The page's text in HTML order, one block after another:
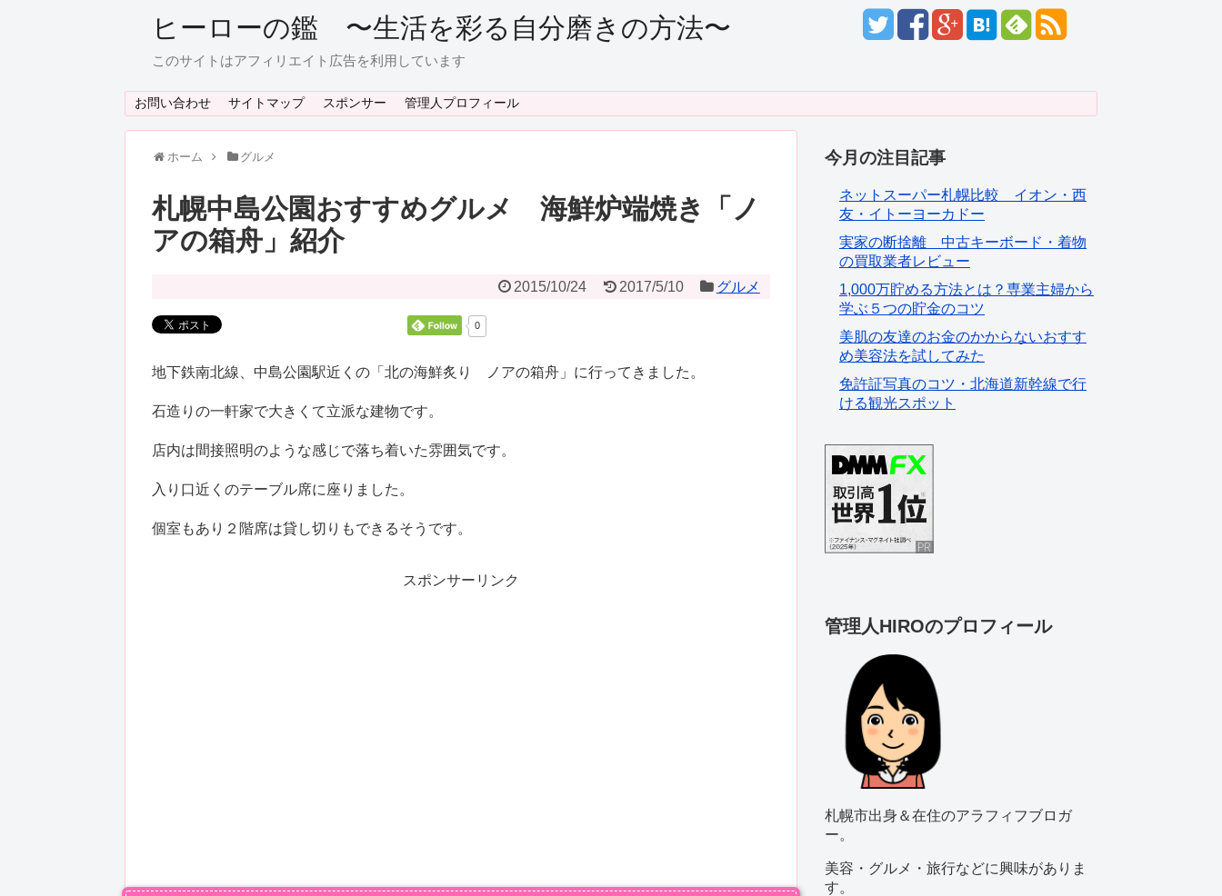
ヒーローの鑑 〜生活を彩る自分磨きの方法〜
このサイトはアフィリエイト広告を利用しています
お問い合わせ サイトマップ スポンサー 管理人プロフィール
ホーム グルメ
札幌中島公園おすすめグルメ 海鮮炉端焼き「ノ
アの箱舟」紹介
2015/10/24 2017/5/10 グルメ
0
地下鉄南北線、中島公園駅近くの「北の海鮮炙り ノアの箱舟」に行ってきました。
石造りの一軒家で大きくて立派な建物です。
店内は間接照明のような感じで落ち着いた雰囲気です。
入り口近くのテーブル席に座りました。
個室もあり２階席は貸し切りもできるそうです。
スポンサーリンク
今月の注目記事
ネットスーパー札幌比較 イオン・西
友・イトーヨーカドー
実家の断捨離 中古キーボード・着物
の買取業者レビュー
1,000万貯める方法とは？専業主婦から
学ぶ５つの貯金のコツ
美肌の友達のお金のかからないおすす
め美容法を試してみた
免許証写真のコツ・北海道新幹線で行
ける観光スポット
管理人HIROのプロフィール
札幌市出身＆在住のアラフィフブロガ
ー。
美容・グルメ・旅行などに興味がありま
す。